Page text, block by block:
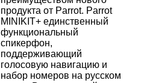
продукта от Parrot. Parrot
MINIKIT+ единственный
функциональный
спикерфон,
поддерживающий
голосовую навигацию и
набор номеров на русском